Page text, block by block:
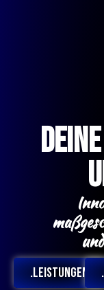
.Leistungen